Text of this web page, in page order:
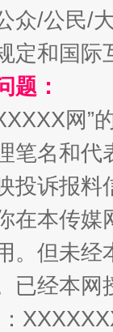
众/公民/
定和国
题：
网”
笔名和
投诉报
在本传
。但未
已经本